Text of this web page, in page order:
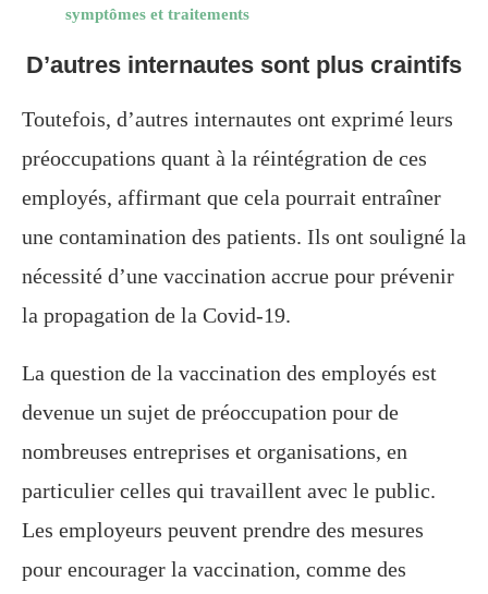
symptômes et traitements
D’autres internautes sont plus craintifs
Toutefois, d’autres internautes ont exprimé leurs
préoccupations quant à la réintégration de ces
employés, affirmant que cela pourrait entraîner
une contamination des patients. Ils ont souligné la
nécessité d’une vaccination accrue pour prévenir
la propagation de la Covid-19.
La question de la vaccination des employés est
devenue un sujet de préoccupation pour de
nombreuses entreprises et organisations, en
particulier celles qui travaillent avec le public.
Les employeurs peuvent prendre des mesures
pour encourager la vaccination, comme des